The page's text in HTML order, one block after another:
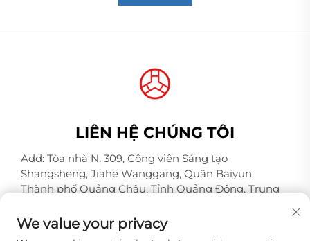
LIÊN HỆ CHÚNG TÔI
Add: Tòa nhà N, 309, Công viên Sáng tạo
Shangsheng, Jiahe Wanggang, Quận Baiyun,
Thành phố Quảng Châu, Tỉnh Quảng Đông, Trung
Điện thoại:+86-18925123039
We value your privacy